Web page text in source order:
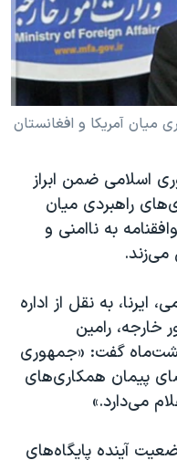
میان آمریکا و افغانستان
اسلامی ضمن ابراز
راهبردی میان
به نا‌امنی و
می‌زند.
به نقل از اداره
خارجه، رامین
شنبه شب، ۱۶ اردیبهشت‌ماه گفت: «جمهوری
پیمان همکاری‌های
می‌دارد.»
آینده پایگاه‌های